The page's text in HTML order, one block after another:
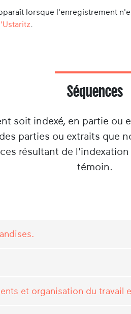
lorsque l'enregistrement
Séquences
soit indexé, en partie ou
parties ou extraits que
résultant de
témoin.
et organisation du travail